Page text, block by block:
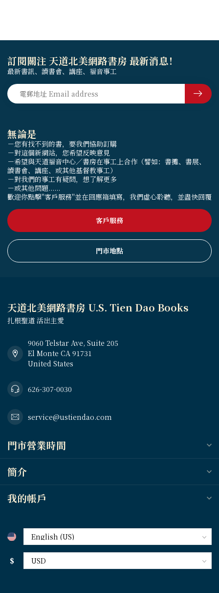
無論是
－您有找不到的書，要我們協助訂購
－對這個新網站，您希望反映意見
－希望與天道福音中心／書房在事工上合作（譬如：書攤、書展、
讀書會、講座、或其他基督教事工）
－對我們的事工有疑問，想了解更多
－或其他問題......
歡迎你點擊"客戶服務"並在回應箱填寫，我們虛心聆聽，並盡快回覆
客戶服務
門市地點
訂閱關注 天道北美網路書房 最新消息！
最新書訊、讀書會、講座、福音事工
天道北美網路書房 U.S. Tien Dao Books
扎根聖道 活出主愛
9060 Telstar Ave, Suite 205
El Monte CA 91731
United States
626-307-0030
service@ustiendao.com
門市營業時間
簡介
我的帳戶
$